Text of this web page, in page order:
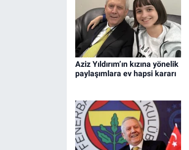
Aziz Yıldırım’ın kızına yönelik
paylaşımlara ev hapsi kararı